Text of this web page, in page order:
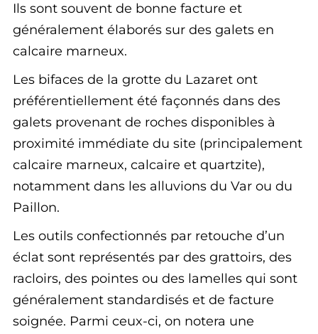
Ils sont souvent de bonne facture et
généralement élaborés sur des galets en
calcaire marneux.
Les bifaces de la grotte du Lazaret ont
préférentiellement été façonnés dans des
galets provenant de roches disponibles à
proximité immédiate du site (principalement
calcaire marneux, calcaire et quartzite),
notamment dans les alluvions du Var ou du
Paillon.
Les outils confectionnés par retouche d’un
éclat sont représentés par des grattoirs, des
racloirs, des pointes ou des lamelles qui sont
généralement standardisés et de facture
soignée. Parmi ceux-ci, on notera une